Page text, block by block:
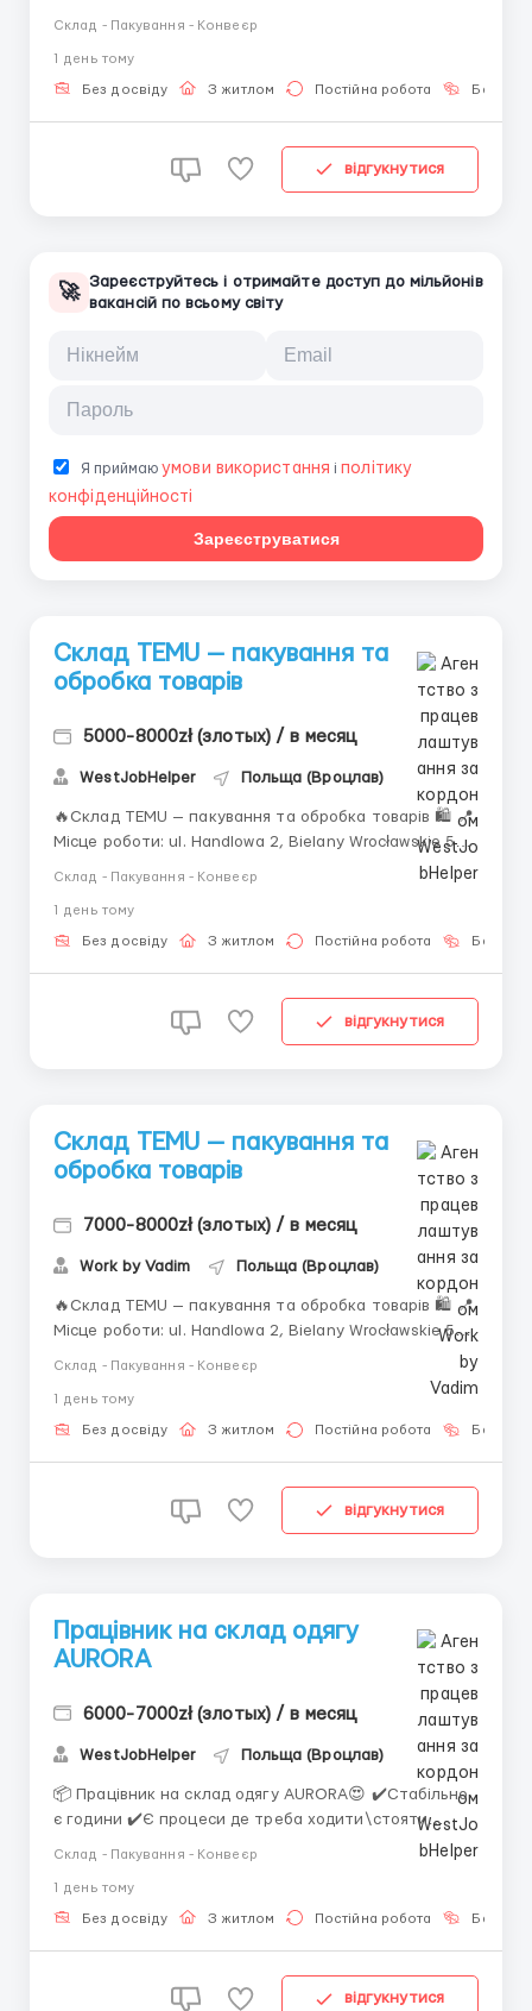
розливу косметичних засобів (бутилочки, баночки,
туби) Закручування кришок, вставлення дозаторів
Склад - Пакування - Конвеєр
1 день тому
Без досвіду З житлом Постійна робота Без
відгукнутися
🚀 Зареєструйтесь і отримайте доступ до мільйонів
вакансій по всьому світу
Я приймаюумови використання і політику
конфіденційності
Зареєструватися
Склад TEMU — пакування та
обробка товарів
5000-8000zł (злотых) / в месяц
WestJobHelper Польща (Вроцлав)
🔥Склад TEMU — пакування та обробка товарів 🛍️ 📍
Місце роботи: ul. Handlowa 2, Bielany Wrocławskie 55-
60-82 (Вадим) Viber Telegram ‼️Житло не надається 🚌
Транспорт: Доезд до места работы ...
Склад - Пакування - Конвеєр
1 день тому
Без досвіду З житлом Постійна робота Без
відгукнутися
Склад TEMU — пакування та
обробка товарів
7000-8000zł (злотых) / в месяц
Work by Vadim Польща (Вроцлав)
🔥Склад TEMU — пакування та обробка товарів 🛍️ 📍
Місце роботи: ul. Handlowa 2, Bielany Wrocławskie 55-
звертайтесь за номером або пишіть +380 (93) 638-
60-82 (Вадим) Viber Telegram ‼️Житло не надається 🚌
Транспорт: Доезд до места работы осуществ...
Склад - Пакування - Конвеєр
1 день тому
Без досвіду З житлом Постійна робота Без
відгукнутися
Працівник на склад одягу
AURORA
6000-7000zł (злотых) / в месяц
WestJobHelper Польща (Вроцлав)
📦 Працівник на склад одягу AURORA😍 ✔️Стабільно
є години ✔️Є процеси де треба ходити\стояти
звертайтесь за номером або пишіть +380 (93) 638-
60-82 (Вадим) Viber Telegram 💰 Заробітна плата: —
Склад - Пакування - Конвеєр
1 день тому
Без досвіду З житлом Постійна робота Без
відгукнутися